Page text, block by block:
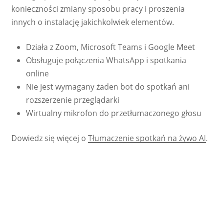
konieczności zmiany sposobu pracy i proszenia
innych o instalację jakichkolwiek elementów.
Działa z Zoom, Microsoft Teams i Google Meet
Obsługuje połączenia WhatsApp i spotkania
online
Nie jest wymagany żaden bot do spotkań ani
rozszerzenie przeglądarki
Wirtualny mikrofon do przetłumaczonego głosu
Dowiedz się więcej o Tłumaczenie spotkań na żywo AI.